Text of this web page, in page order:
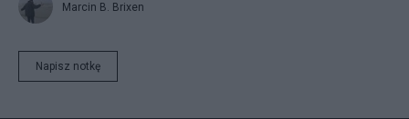
Marcin B. Brixen
Napisz notkę